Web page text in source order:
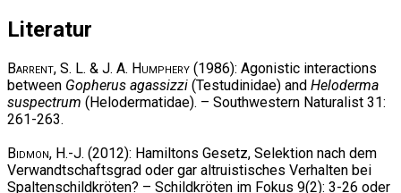
Literatur
Barrent, S. L. & J. A. Humphery (1986): Agonistic interactions
between Gopherus agassizzi (Testudinidae) and Heloderma
suspectrum (Helodermatidae). – Southwestern Naturalist 31:
261-263.
Bidmon, H.-J. (2012): Hamiltons Gesetz, Selektion nach dem
Verwandtschaftsgrad oder gar altruistisches Verhalten bei
Spaltenschildkröten? – Schildkröten im Fokus 9(2): 3-26 oder